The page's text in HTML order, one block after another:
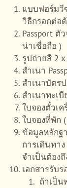
แบบฟอร์มวี
วิธีกรอกต่อ
Passport ตั
น่าเชื่อถือ )
รูปถ่ายสี 2
สำเนา
สำเนาบัตร
สำเนาทะเ
ใบจองตั๋วเ
ใบจองที่พัก
ข้อมูลหลักฐ
การเดินทา
จำเป็นต้อง
เอกสารรับ
ถ้าเป็น